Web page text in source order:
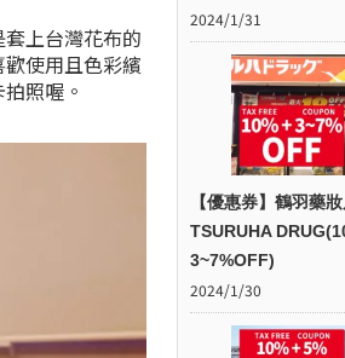
上台灣花布的
使用且色彩繽
照喔。
2024/1/31
【優惠券】鶴羽藥
TSURUHA
3~7%OFF)
2024/1/30